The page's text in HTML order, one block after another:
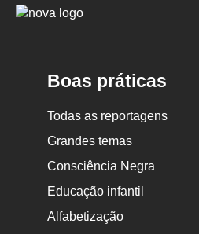
Logo
Boas práticas
Todas as reportagens
Grandes temas
Consciência Negra
Educação infantil
Alfabetização